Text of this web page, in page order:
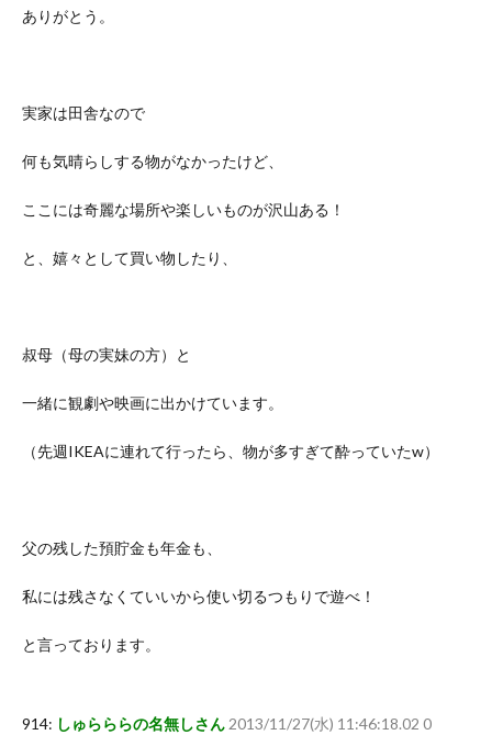
ありがとう。
実家は田舎なので
何も気晴らしする物がなかったけど、
ここには奇麗な場所や楽しいものが沢山ある！
と、嬉々として買い物したり、
叔母（母の実妹の方）と
一緒に観劇や映画に出かけています。
（先週IKEAに連れて行ったら、物が多すぎて酔っていたw）
父の残した預貯金も年金も、
私には残さなくていいから使い切るつもりで遊べ！
と言っております。
914: しゅらららの名無しさん 2013/11/27(水) 11:46:18.02 0